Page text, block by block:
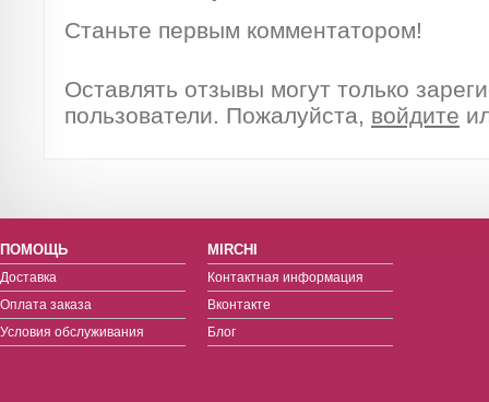
Станьте первым комментатором!
Оставлять отзывы могут только
пользователи. Пожалуйста, войдите
ПОМОЩЬ
Доставка
Оплата заказа
Условия обслуживания
MIRCHI
Контактная информация
Вконтакте
Блог